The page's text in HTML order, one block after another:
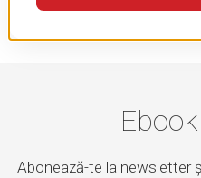
Abonează-te la newsletter